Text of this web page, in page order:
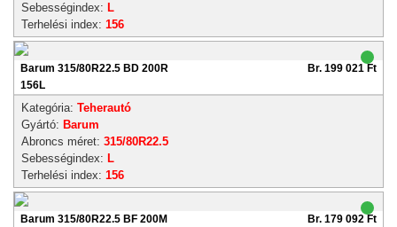
Sebességindex: L
Terhelési index: 156
Barum 315/80R22.5 BD 200R
156L
Br. 199 021 Ft
Kategória: Teherautó
Gyártó: Barum
Abroncs méret: 315/80R22.5
Sebességindex: L
Terhelési index: 156
Barum 315/80R22.5 BF 200M
Br. 179 092 Ft